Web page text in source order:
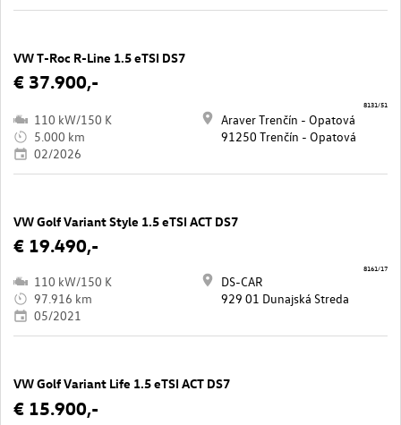
VW T-Roc R-Line 1.5 eTSI DS7
€ 37.900,-
110 kW/150 K
5.000 km
02/2026
Araver Trenčín - Opatová
91250 Trenčín - Opatová
8131/51
VW Golf Variant Style 1.5 eTSI ACT DS7
€ 19.490,-
110 kW/150 K
97.916 km
05/2021
DS-CAR
929 01 Dunajská Streda
8161/17
VW Golf Variant Life 1.5 eTSI ACT DS7
€ 15.900,-